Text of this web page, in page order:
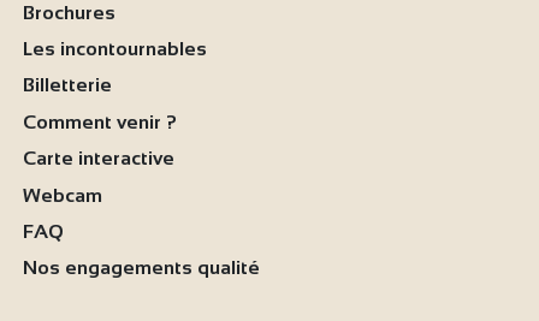
Brochures
Les incontournables
Billetterie
Comment venir ?
Carte interactive
Webcam
FAQ
Nos engagements qualité